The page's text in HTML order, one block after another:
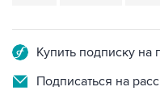
Купить подписку
Подписаться на